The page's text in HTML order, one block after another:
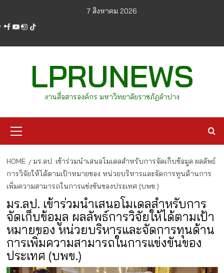
content
7 สิงหาคม 2026
facebook
youtube
instagram
tiktok
LPRUNEWS
งานสื่อสารองค์กร มหาวิทยาลัยราชภัฏลำปาง
Menu
HOME
มร.ลป. เข้าร่วมนำเสนอโมเดลสำหรับการจัดเก็บข้อมูล ผลลัพธ์
การวิจัยให้ได้ตามเป้าหมายของ หน่วยบริหารและจัดการทุนด้านการ
เพิ่มความสามารถในการแข่งขันของประเทศ (บพข.)
มร.ลป. เข้าร่วมนำเสนอโมเดลสำหรับการ
จัดเก็บข้อมูล ผลลัพธ์การวิจัยให้ได้ตามเป้า
หมายของ หน่วยบริหารและจัดการทุนด้าน
การเพิ่มความสามารถในการแข่งขันของ
ประเทศ (บพข.)